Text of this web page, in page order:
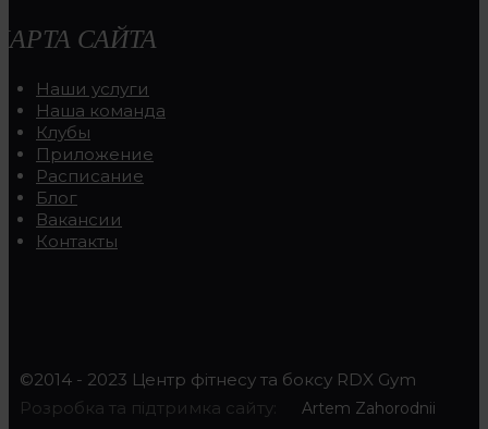
САЙТА
Наши услуги
Наша команда
Клубы
Приложение
Расписание
Блог
Вакансии
Контакты
©2014 - 2023 Центр фітнесу та боксу RDX Gym
Розробка та підтримка сайту:
Artem Zahorodnii